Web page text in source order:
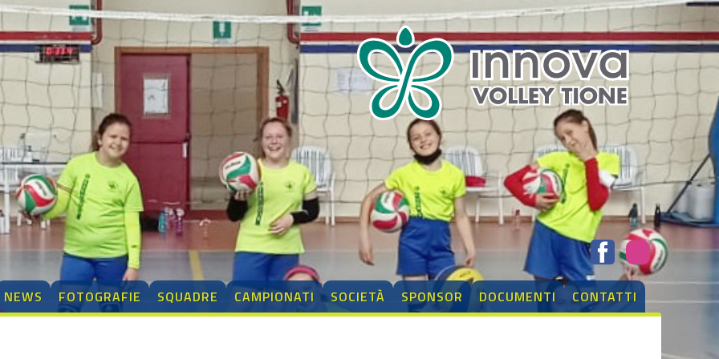
NEWS FOTOGRAFIE SQUADRE CAMPIONATI SOCIETÀ SPONSOR DOCUMENTI CONTATTI